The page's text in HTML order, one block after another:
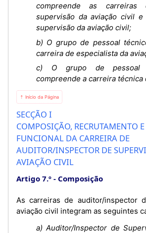
compreende as
supervisão da aviação civil
supervisão da aviação civil;
b) O grupo de pessoal
carreira de especialista da
c) O grupo de pessoal
compreende a carreira técnica
⇡ Início da Página
SECÇÃO I
COMPOSIÇÃO, RECRUTAMENTO
FUNCIONAL DA CARREIRA DE
AUDITOR/INSPECTOR DE
AVIAÇÃO CIVIL
Artigo 7.º Composição
As carreiras de auditor/inspector
aviação civil integram as seguintes
a) Auditor/Inspector de